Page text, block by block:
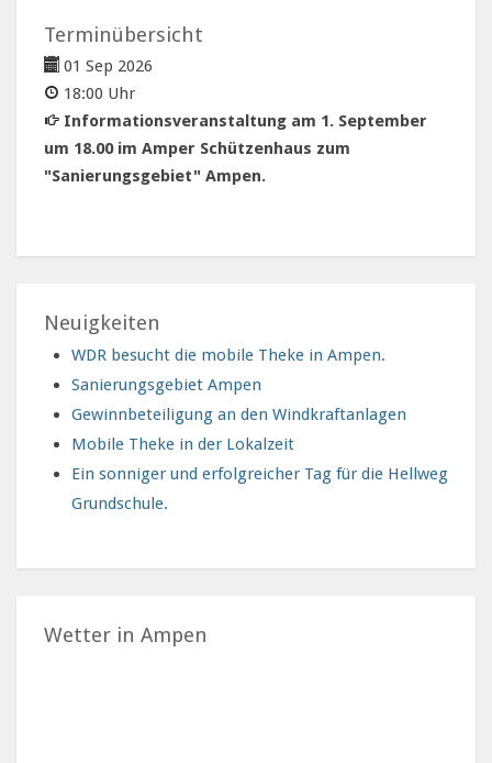
Terminübersicht
01 Sep 2026
18:00 Uhr
Informationsveranstaltung am 1. September
um 18.00 im Amper Schützenhaus zum
"Sanierungsgebiet" Ampen.
Neuigkeiten
WDR besucht die mobile Theke in Ampen.
Sanierungsgebiet Ampen
Gewinnbeteiligung an den Windkraftanlagen
Mobile Theke in der Lokalzeit
Ein sonniger und erfolgreicher Tag für die Hellweg
Grundschule.
Wetter in Ampen